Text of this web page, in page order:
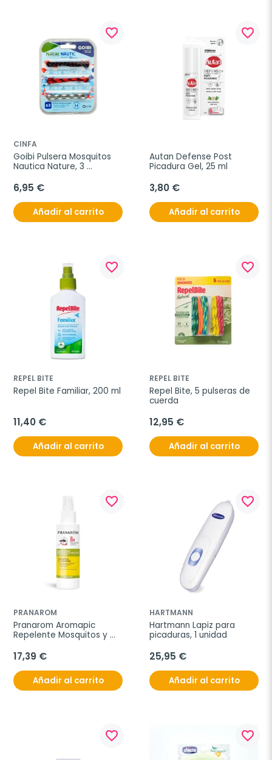
favorite_border
CINFA
Goibi Pulsera Mosquitos
Nautica Nature, 3
6,95 €
Añadir al carrito
favorite_border
Autan Defense Post
Picadura Gel, 25 ml
3,80 €
Añadir al carrito
favorite_border
REPEL BITE
Repel Bite Familiar, 200 ml
11,40 €
Añadir al carrito
favorite_border
REPEL BITE
Repel Bite, 5 pulseras de
cuerda
12,95 €
Añadir al carrito
favorite_border
PRANAROM
Pranarom Aromapic
Repelente Mosquitos y
17,39 €
Añadir al carrito
favorite_border
HARTMANN
Hartmann Lapiz para
picaduras, 1 unidad
25,95 €
Añadir al carrito
favorite_border favorite_border